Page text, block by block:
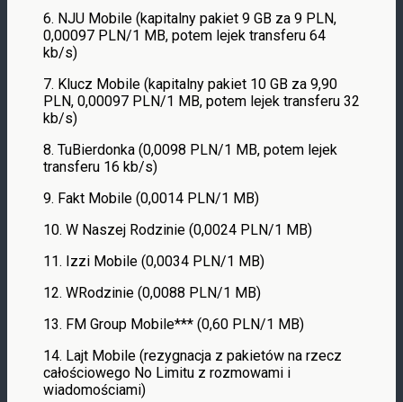
6. NJU Mobile (kapitalny pakiet 9 GB za 9 PLN,
0,00097 PLN/1 MB, potem lejek transferu 64
kb/s)
7. Klucz Mobile (kapitalny pakiet 10 GB za 9,90
PLN, 0,00097 PLN/1 MB, potem lejek transferu 32
kb/s)
8. TuBierdonka (0,0098 PLN/1 MB, potem lejek
transferu 16 kb/s)
9. Fakt Mobile (0,0014 PLN/1 MB)
10. W Naszej Rodzinie (0,0024 PLN/1 MB)
11. Izzi Mobile (0,0034 PLN/1 MB)
12. WRodzinie (0,0088 PLN/1 MB)
13. FM Group Mobile*** (0,60 PLN/1 MB)
14. Lajt Mobile (rezygnacja z pakietów na rzecz
całościowego No Limitu z rozmowami i
wiadomościami)